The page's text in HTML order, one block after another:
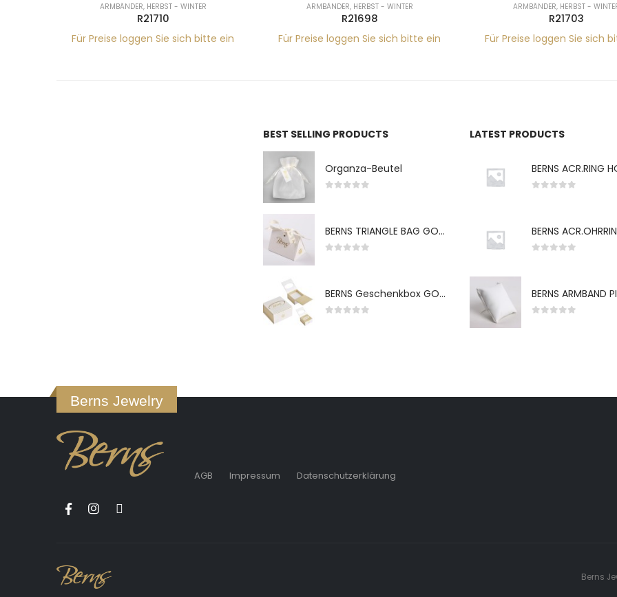
ARMBÄNDER, HERBST - WINTER
R21710
Für Preise loggen Sie sich bitte ein
ARMBÄNDER, HERBST - WINTER
R21698
Für Preise loggen Sie sich bitte ein
ARMBÄNDER, HERBST -
R21703
Für Preise loggen Sie sich
BEST SELLING PRODUCTS
Organza-Beutel
BERNS TRIANGLE BAG GO-WH "S" 7*5CM
BERNS Geschenkbox GO-WH 65*65*38MM FOR SMALL SETS
LATEST PRODUCTS
Berns Jewelry
AGB Impressum Datenschutzerklärung
Berns